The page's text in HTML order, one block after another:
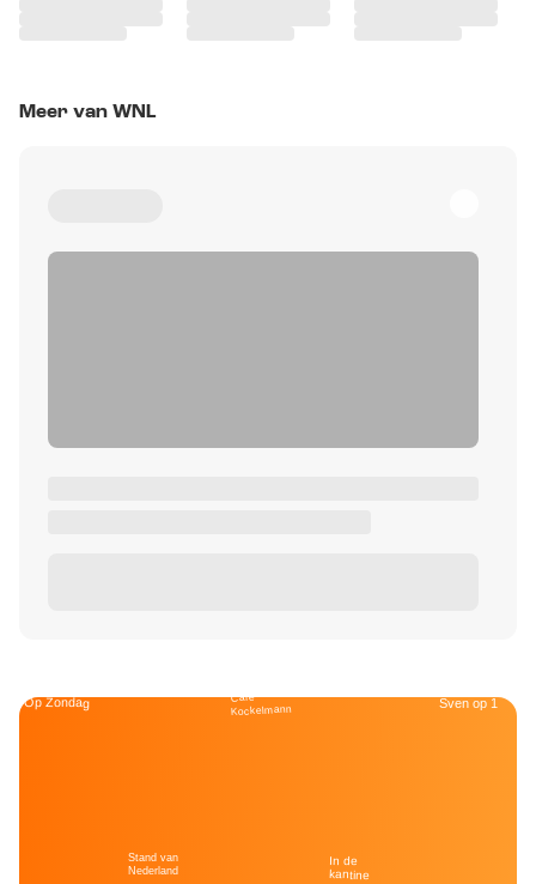
Meer van WNL
Op Zondag
Stand van
Nederland
Café
Kockelmann
In de
kantine
Sven op 1